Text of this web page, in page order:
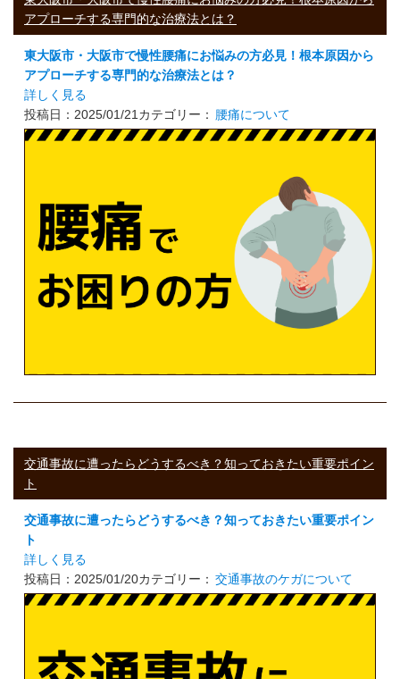
アプローチする専門的な治療法とは？
東大阪市・大阪市で慢性腰痛にお悩みの方必見！根本原因から
アプローチする専門的な治療法とは？
詳しく見る
投稿日：2025/01/21 カテゴリー： 腰痛について
交通事故に遭ったらどうするべき？知っておきたい重要ポイン
ト
交通事故に遭ったらどうするべき？知っておきたい重要ポイン
ト
詳しく見る
投稿日：2025/01/20カテゴリー： 交通事故のケガについて